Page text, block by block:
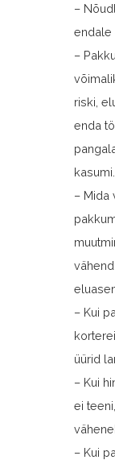
–
endale
–
riski,
enda
kasumi.
– Mida
– Kui
üürid
– Kui
ei
– Kui